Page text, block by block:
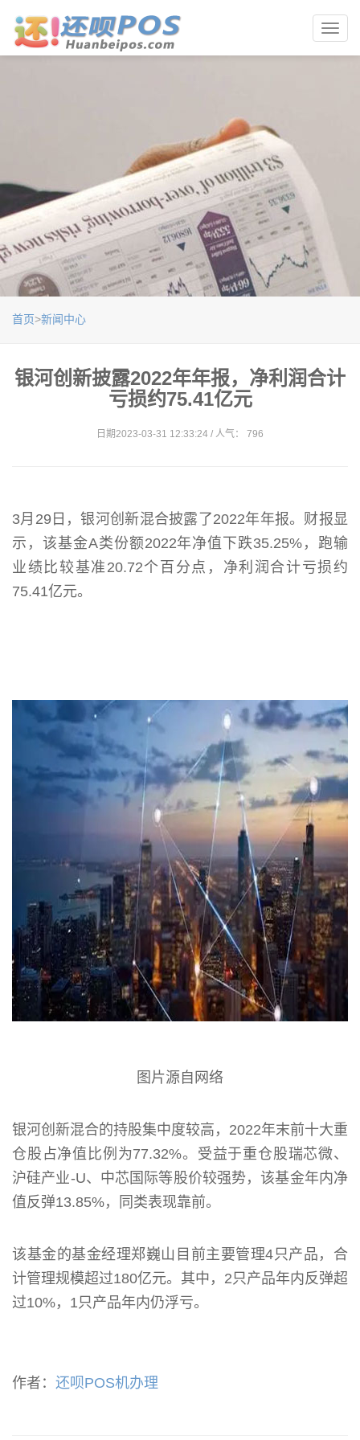
首页>新闻中心
银河创新披露2022年年报，净利润合计
亏损约75.41亿元
日期2023-03-31 12:33:24 / 人气： 796
3月29日，银河创新混合披露了2022年年报。财报显
示，该基金A类份额2022年净值下跌35.25%，跑输
业绩比较基准20.72个百分点，净利润合计亏损约
75.41亿元。
图片源自网络
银河创新混合的持股集中度较高，2022年末前十大重
仓股占净值比例为77.32%。受益于重仓股瑞芯微、
沪硅产业-U、中芯国际等股价较强势，该基金年内净
值反弹13.85%，同类表现靠前。
该基金的基金经理郑巍山目前主要管理4只产品，合
计管理规模超过180亿元。其中，2只产品年内反弹超
过10%，1只产品年内仍浮亏。
作者： 还呗POS机办理